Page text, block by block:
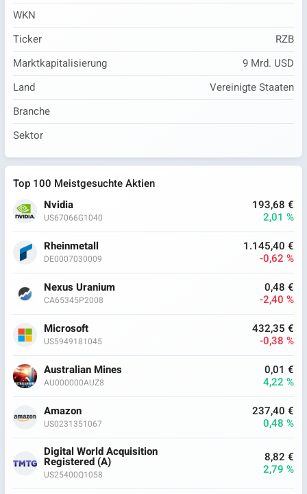
WKN
Ticker
RZB
Marktkapitalisierung
9 Mrd. USD
Land
Vereinigte Staaten
Branche
Sektor
Top 100 Meistgesuchte Aktien
Nvidia
US67066G1040
193,68 €
2,01 %
Rheinmetall
DE0007030009
1.145,40 €
-0,62 %
Nexus Uranium
CA65345P2008
0,48 €
-2,40 %
Microsoft
US5949181045
432,35 €
-0,38 %
Australian Mines
AU000000AUZ8
0,01 €
4,22 %
Amazon
US0231351067
237,40 €
0,48 %
Digital World Acquisition
Registered (A)
US25400Q1058
8,82 €
2,79 %